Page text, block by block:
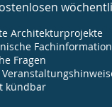
die Dokumente
kann man
also
Fragen
kündbar